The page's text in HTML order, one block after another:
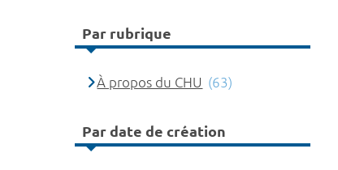
Par rubrique
À propos du CHU (63)
Par date de création